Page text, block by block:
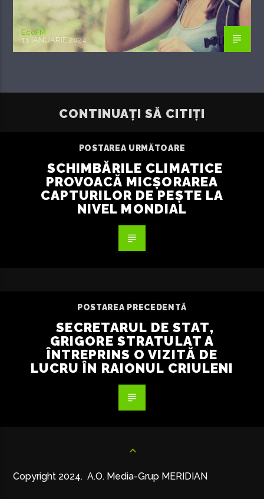
EcoFM
11 IANUARIE 2024
CONTINUAȚI SĂ CITIȚI
POSTAREA URMĂTOARE
SCHIMBĂRILE CLIMATICE
PROVOACĂ MICȘORAREA
CAPTURILOR DE PEȘTE LA
NIVEL MONDIAL
POSTAREA PRECEDENTĂ
SECRETARUL DE STAT,
GRIGORE STRATULAT A
ÎNTREPRINS O VIZITĂ DE
LUCRU ÎN RAIONUL CRIULENI
Copyright 2024. A.O. Media-Grup MERIDIAN